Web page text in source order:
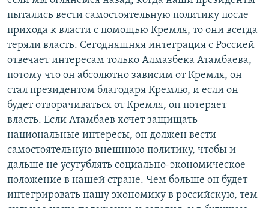
пытались вести самостоятельную политику после
прихода к власти с помощью Кремля, то они всегда
теряли власть. Сегодняшняя интеграция с Россией
отвечает интересам только Алмазбека Атамбаева,
потому что он абсолютно зависим от Кремля, он
стал президентом благодаря Кремлю, и если он
будет отворачиваться от Кремля, он потеряет
власть. Если Атамбаев хочет защищать
национальные интересы, он должен вести
самостоятельную внешнюю политику, чтобы и
дальше не усугублять социально-экономическое
положение в нашей стране. Чем больше он будет
интегрировать нашу экономику в российскую, тем